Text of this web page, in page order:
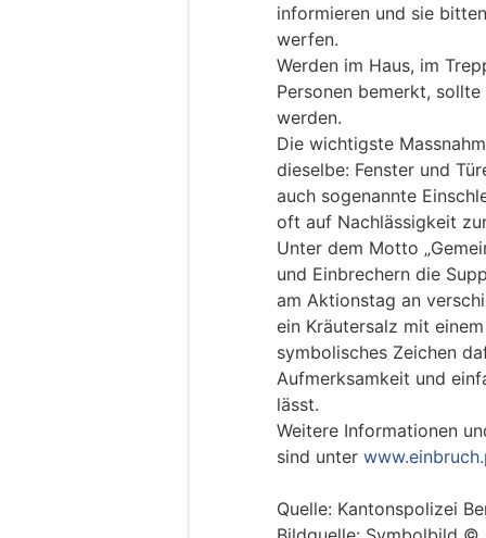
informieren und sie
werfen.
Werden im Haus, im
Personen bemerkt,
werden.
Die wichtigste
dieselbe: Fenster und
auch sogenannte
oft auf Nachlässigkeit
Unter dem Motto
und Einbrechern die
am Aktionstag an
ein Kräutersalz mit
symbolisches Zeichen
Aufmerksamkeit und
lässt.
Weitere Informationen
sind unter
Quelle: Kantonspolizei